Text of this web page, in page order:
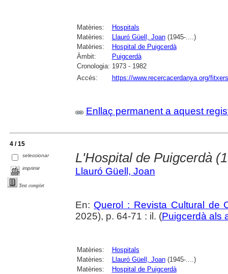
Matèries:
Hospitals
Matèries:
Llauró Güell, Joan(1945-....)
Matèries:
Hospital de Puigcerdà
Àmbit:
Puigcerdà
Cronologia: 1973 - 1982
Accés:
https://www.recercacerdanya.org/
Enllaç permanent a aquest
4 / 15
seleccionar
imprimir
Text complet
L'Hospital de Puigcerdà
Llauró Güell, Joan
En: Querol : Revista Cultural de
2025), p. 64-71 : il. (Puigcerdà als
Matèries:
Hospitals
Matèries:
Llauró Güell, Joan(1945-....)
Matèries:
Hospital de Puigcerdà